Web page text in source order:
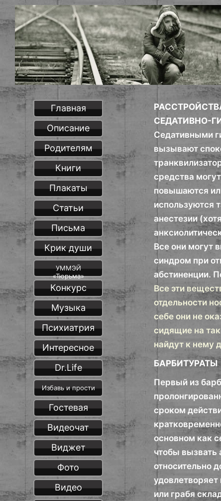
СЕДАТИВНО-
Седативными
вызывают
средства
повышаются
используются
анестезии
Все они могут
синдром при
абстиненции.
Все эти
отдельности
себе они не
сидящие на
найдут к нему
БАРБИТУРАТЫ
Первый из
сроком
основном как
чтобы вызвать
относительно
удовлетворяет
или грабя
Главная
Описание
Родителям
Книги
Плакаты
Статьи
Письма
Крик души
УММЭЙ
«Тюрьма»
Конкурс
Музыка
Психиатрия
Интересное
Dr.Life
Избавь и прости
Гостевая
Видеочат
Виджет
Фото
Видео